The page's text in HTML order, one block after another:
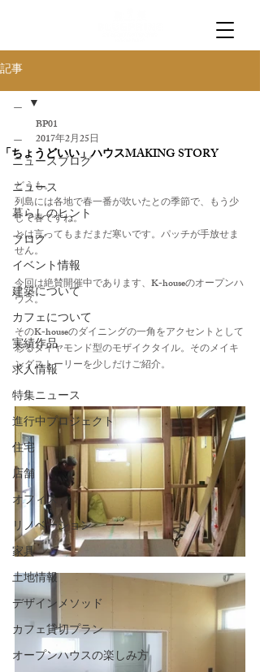
記事
＿
ニュースブログ
ニュース
暮らしのヒント
ブログ
イベント情報
建築について
カフェについて
実績作品
求人情報
特集ニュース
進行中プロジェクト
住宅
店舗
オフィス
リノベーション
家具
土地情報
デザインメソッド
カフェ貸切プラン
オープンハウスの楽しみ方
＿
「ちょうどいい」ハウスMAKING STORY
BP01
2017年2月25日
どうも。
列島には各地で春一番が吹いたとの季節で、もう少
しで春ですね。
とは言ってもまだまだ寒いです。パッチが手放せま
せん。
今回は絶賛開催中であります、K-houseのオープンハ
ウス。
そのK-houseのダイニングの一角をアクセントとして
彩るダイヤモンド型のモザイクタイル。そのメイキ
ングストーリーを少しだけご紹介。